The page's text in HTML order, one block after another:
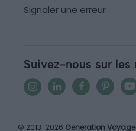
Signaler une erreur
Suivez-nous sur les
© 2013-2026 Generation Voyage